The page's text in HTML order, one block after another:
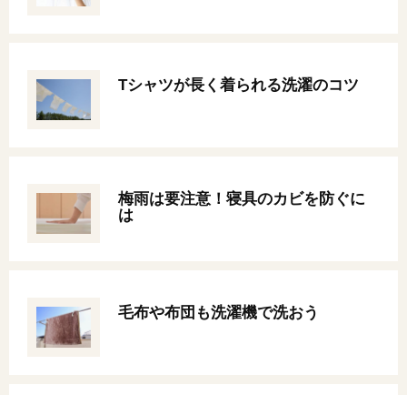
Tシャツが長く着られる洗濯のコツ
梅雨は要注意！寝具のカビを防ぐに
は
毛布や布団も洗濯機で洗おう